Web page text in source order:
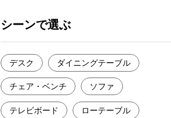
シーンで選ぶ
デスク ダイニングテーブル
チェア・ベンチ ソファ
テレビボード ローテーブル